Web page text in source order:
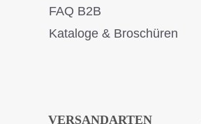
FAQ B2B
Kataloge & Broschüren
VERSANDARTEN